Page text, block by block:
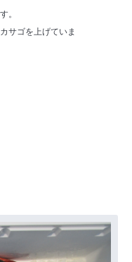
。
サゴを上げていま